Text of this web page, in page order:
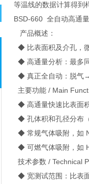
等温线的数据计算得到
BSD-660 全自动高通
产品概述：
◆ 比表面积及介孔，
◆ 高通量分析：最多
◆ 真正全自动：脱气
主要功能 / Main
◆ 高通量快速比表面
◆ 孔体积和孔径分布
◆ 常规气体吸附，如
◆ 可燃气体吸附，如
技术参数 / Technical
◆ 宽测试范围：比表